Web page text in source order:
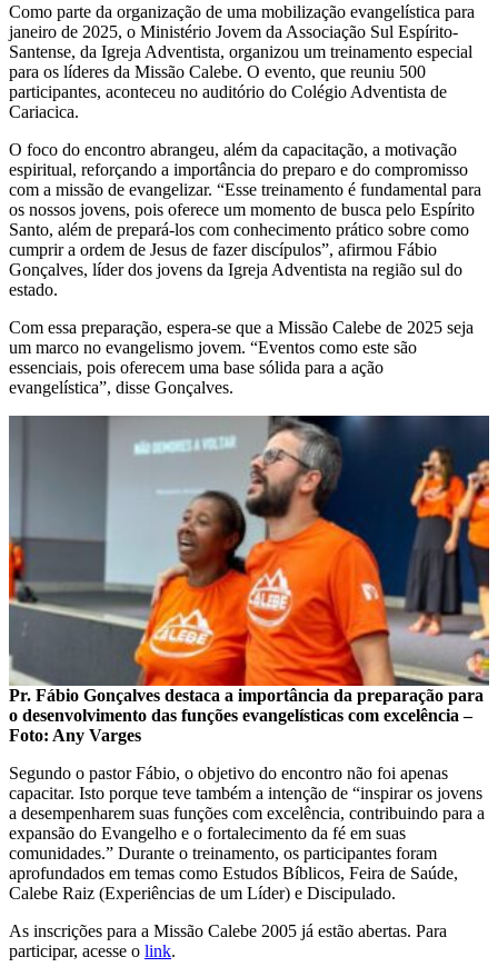
Como parte da organização de uma mobilização evangelística para
janeiro de 2025, o Ministério Jovem da Associação Sul Espírito-
Santense, da Igreja Adventista, organizou um treinamento especial
para os líderes da Missão Calebe. O evento, que reuniu 500
participantes, aconteceu no auditório do Colégio Adventista de
Cariacica.
O foco do encontro abrangeu, além da capacitação, a motivação
espiritual, reforçando a importância do preparo e do compromisso
com a missão de evangelizar. “Esse treinamento é fundamental para
os nossos jovens, pois oferece um momento de busca pelo Espírito
Santo, além de prepará-los com conhecimento prático sobre como
cumprir a ordem de Jesus de fazer discípulos”, afirmou Fábio
Gonçalves, líder dos jovens da Igreja Adventista na região sul do
estado.
Com essa preparação, espera-se que a Missão Calebe de 2025 seja
um marco no evangelismo jovem. “Eventos como este são
essenciais, pois oferecem uma base sólida para a ação
evangelística”, disse Gonçalves.
Pr. Fábio Gonçalves destaca a importância da preparação para
o desenvolvimento das funções evangelísticas com excelência –
Foto: Any Varges
Segundo o pastor Fábio, o objetivo do encontro não foi apenas
capacitar. Isto porque teve também a intenção de “inspirar os jovens
a desempenharem suas funções com excelência, contribuindo para a
expansão do Evangelho e o fortalecimento da fé em suas
comunidades.” Durante o treinamento, os participantes foram
aprofundados em temas como Estudos Bíblicos, Feira de Saúde,
Calebe Raiz (Experiências de um Líder) e Discipulado.
As inscrições para a Missão Calebe 2005 já estão abertas. Para
participar, acesse o link.